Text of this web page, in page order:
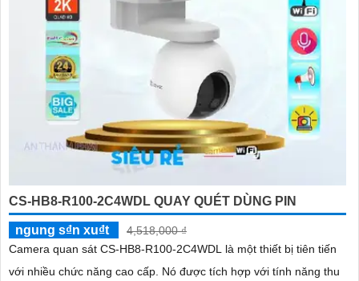
CS-HB8-R100-2C4WDL QUAY QUÉT DÙNG PIN
ngung s₫n xu₫t
4,518,000 ₫
Camera quan sát CS-HB8-R100-2C4WDL là một thiết bị tiên tiến
với nhiều chức năng cao cấp. Nó được tích hợp với tính năng thu